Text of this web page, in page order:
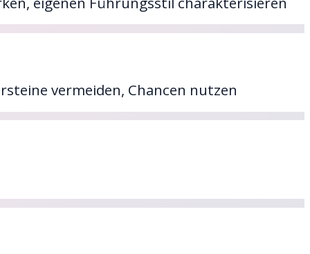
vermeiden, Chancen nutzen